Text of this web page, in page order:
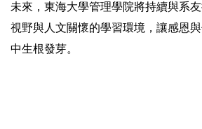
未來，東海大學管理學院將持續與系
視野與人文關懷的學習環境，讓感恩
中生根發芽。